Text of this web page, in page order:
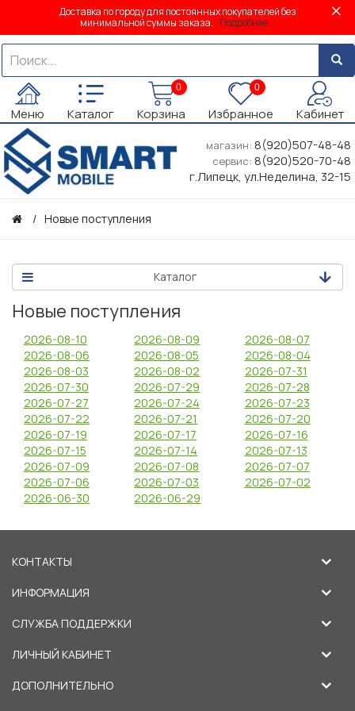
Доставка по городу для постоянных покупателей без
минимальной суммы заказа. Подробнее...
Меню Каталог
0
Корзина
0
Избранное Кабинет
магазин: 8(920)507-48-48
сервис: 8(920)520-70-48
г.Липецк, ул.Неделина, 32-15
Новые поступления
Каталог
Новые поступления
2026-08-10 2026-08-09
2026-08-07
2026-08-06
2026-08-05
2026-08-04
2026-08-03
2026-08-02
2026-07-31
2026-07-30
2026-07-29
2026-07-28
2026-07-27
2026-07-24
2026-07-23
2026-07-22
2026-07-21
2026-07-20
2026-07-19
2026-07-17
2026-07-16
2026-07-15
2026-07-14
2026-07-13
2026-07-09
2026-07-08
2026-07-07
2026-07-06
2026-07-03
2026-07-02
2026-06-30
2026-06-29
КОНТАКТЫ
ИНФОРМАЦИЯ
СЛУЖБА ПОДДЕРЖКИ
ЛИЧНЫЙ КАБИНЕТ
ДОПОЛНИТЕЛЬНО